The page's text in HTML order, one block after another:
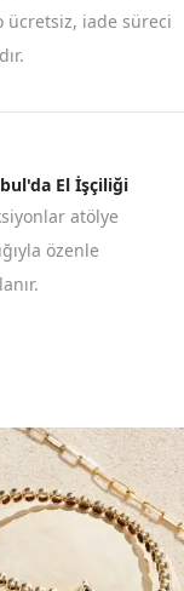
ücretsiz, iade süreci
El İşçiliği
atölye
özenle